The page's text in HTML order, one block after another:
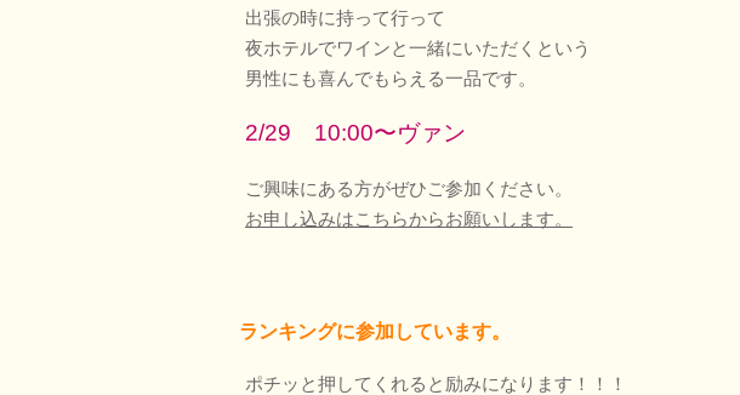
出張の時に持って行って
夜ホテルでワインと一緒にいただくという
男性にも喜んでもらえる一品です。
2/29 10:00〜ヴァン
ご興味にある方がぜひご参加ください。
お申し込みはこちらからお願いします。
ランキングに参加しています。
ポチッと押してくれると励みになります！！！